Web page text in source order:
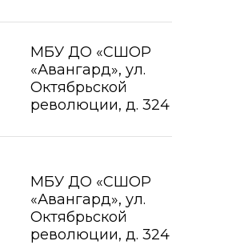
МБУ ДО «СШОР
«Авангард», ул.
Октябрьской
революции, д. 324
МБУ ДО «СШОР
«Авангард», ул.
Октябрьской
революции, д. 324